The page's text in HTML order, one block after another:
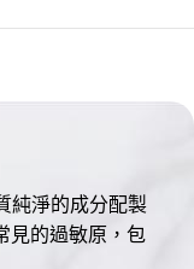
純淨的成分配製
見的過敏原，包